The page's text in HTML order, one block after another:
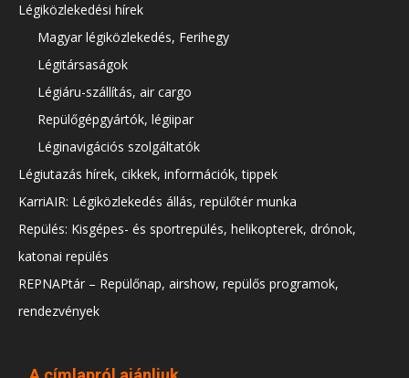
Légiközlekedési hírek
Magyar légiközlekedés, Ferihegy
Légitársaságok
Légiáru-szállítás, air cargo
Repülőgépgyártók, légiipar
Léginavigációs szolgáltatók
Légiutazás hírek, cikkek, információk, tippek
KarriAIR: Légiközlekedés állás, repülőtér munka
Repülés: Kisgépes- és sportrepülés, helikopterek, drónok,
katonai repülés
REPNAPtár – Repülőnap, airshow, repülős programok,
rendezvények